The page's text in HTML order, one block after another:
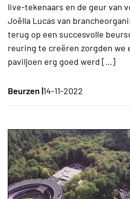
live-tekenaars en de geur van
Joëlla Lucas van
terug op een succesvolle
reuring te creëren zorgden we
paviljoen erg goed werd […]
Beurzen |14-11-2022